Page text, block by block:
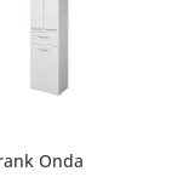
Onda